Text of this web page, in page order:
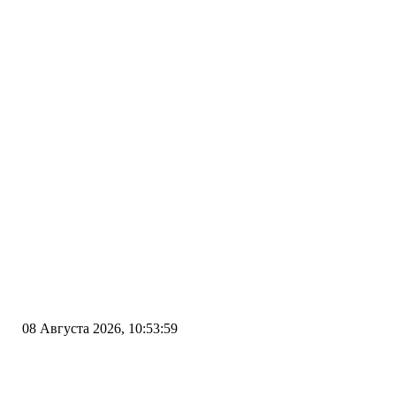
08 Августа 2026, 10:53:59